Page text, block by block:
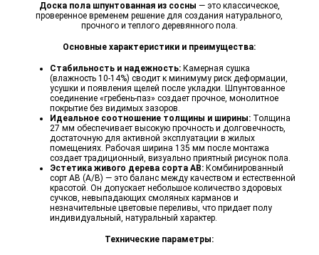
Доска пола шпунтованная из сосны — это классическое,
проверенное временем решение для создания натурального,
прочного и теплого деревянного пола.
Основные характеристики и преимущества:
Стабильность и надежность:Камерная сушка
(влажность 10-14%) сводит к минимуму риск деформации,
усушки и появления щелей после укладки. Шпунтованное
соединение «гребень-паз» создает прочное, монолитное
покрытие без видимых зазоров.
Идеальное соотношение толщины и ширины:Толщина
27 мм обеспечивает высокую прочность и долговечность,
достаточную для активной эксплуатации в жилых
помещениях. Рабочая ширина 135 мм после монтажа
создает традиционный, визуально приятный рисунок пола.
Эстетика живого дерева сорта AB:Комбинированный
сорт AB (А/В) — это баланс между качеством и естественной
красотой. Он допускает небольшое количество здоровых
сучков, невыпадающих смоляных карманов и
незначительные цветовые переливы, что придает полу
индивидуальный, натуральный характер.
Технические параметры: